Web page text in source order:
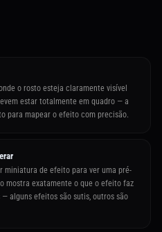
o rosto esteja claramente visível
estar totalmente em quadro — a
para mapear o efeito com precisão.
miniatura de efeito para ver uma pré-
mostra exatamente o que o efeito faz
alguns efeitos são sutis, outros são